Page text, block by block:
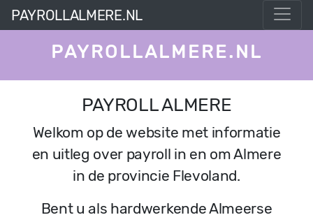
PAYROLLALMERE.NL
PAYROLLALMERE.NL
PAYROLL ALMERE
Welkom op de website met informatie
en uitleg over payroll in en om Almere
in de provincie Flevoland.
Bent u als hardwerkende Almeerse